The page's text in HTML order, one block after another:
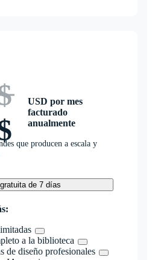
USD por mes
facturado
anualmente
que producen a escala y
de 7 días
a la biblioteca
de diseño profesionales